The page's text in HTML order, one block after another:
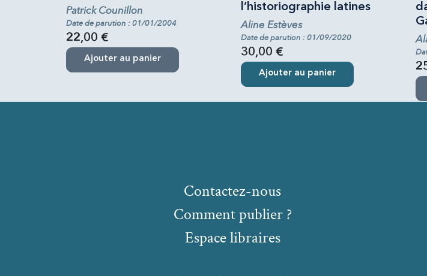
Patrick Counillon
Date de parution : 01/01/2004
22,00 €
Ajouter au panier
l’historiographie latines
Aline Estèves
Date de parution : 01/09/2020
30,00 €
Ajouter au panier
Comment publier ?
Espace libraires
Contactez-nous